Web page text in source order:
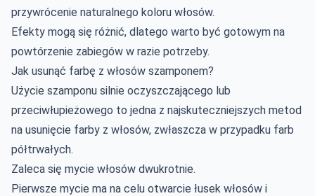
przywrócenie naturalnego koloru włosów.
Efekty mogą się różnić, dlatego warto być gotowym na
powtórzenie zabiegów w razie potrzeby.
Jak usunąć farbę z włosów szamponem?
Użycie szamponu silnie oczyszczającego lub
przeciwłupieżowego to jedna z najskuteczniejszych metod
na usunięcie farby z włosów, zwłaszcza w przypadku farb
półtrwałych.
Zaleca się mycie włosów dwukrotnie.
Pierwsze mycie ma na celu otwarcie łusek włosów i